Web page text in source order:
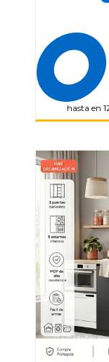
hasta en